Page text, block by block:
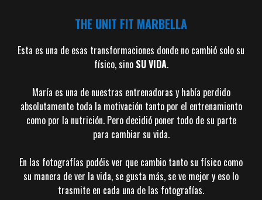
THE UNIT FIT MARBELLA
Esta es una de esas transformaciones donde no cambió solo su
físico, sino SU VIDA.
María es una de nuestras entrenadoras y había perdido
absolutamente toda la motivación tanto por el entrenamiento
como por la nutrición. Pero decidió poner todo de su parte
para cambiar su vida.
En las fotografías podéis ver que cambio tanto su físico como
su manera de ver la vida, se gusta más, se ve mejor y eso lo
trasmite en cada una de las fotografías.